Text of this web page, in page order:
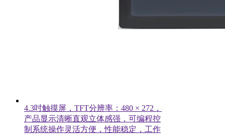
4.3吋触摸屏，TFT分辨率：480 × 272，
产品显示清晰直观立体感强，可编程控
制系统操作灵活方便，性能稳定，工作